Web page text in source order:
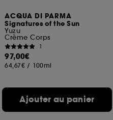
ACQUA DI PARMA
Signatures of the Sun
Yuzu
Crème Corps
1
97,00€
64,67€ / 100ml
Ajouter au panier